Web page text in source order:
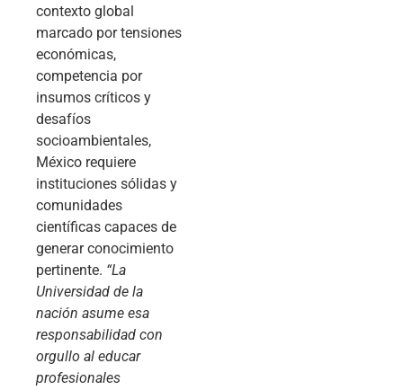
contexto global
marcado por tensiones
económicas,
competencia por
insumos críticos y
desafíos
socioambientales,
México requiere
instituciones sólidas y
comunidades
científicas capaces de
generar conocimiento
pertinente. “La
Universidad de la
nación asume esa
responsabilidad con
orgullo al educar
profesionales